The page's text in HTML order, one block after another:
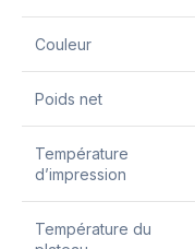
Couleur
Poids net
Température
d’impression
Température du